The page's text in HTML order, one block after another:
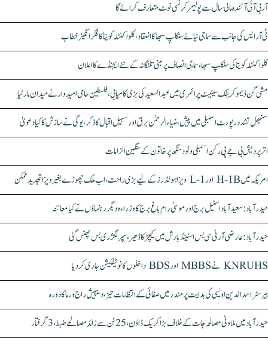
آر بی آئی آئندہ مالی سال سے پولیمر کرنسی نوٹ متعارف کرائے گا
ٹی آر ایس کی جانب سے سماجی نیائے سنکلپ سبھا کا انعقاد، کلواکنٹلہ کویتا کا فکر انگیز خطاب
کلواکنٹلہ کویتا کی سنکلپ سبھا، سماجی انصاف پر مبنی تلنگانہ کے نئے ایجنڈے کا اعلان
مشی گن ڈیموکریٹک سینیٹ پرائمری میں عبدالسعید کی بڑی کامیابی، فلسطین حامی امیدوار نے میدان مار لیا
سنبھل تشدد رپورٹ اسمبلی میں پیش، ضیاء الرحمٰن برق اور سہیل اقبال کا ذکر، یوگی نے سازش کا کیا دعویٰ
اتر پردیش بی جے پی رکن اسمبلی ونود سنگھ پر خاتون کے سنگین الزامات
امریکہ میں H-1B اور L-1 ویزا ہولڈرز کے لیے بڑی راحت، اب ملک چھوڑے بغیر ویزا تجدید ممکن
حیدرآباد: سعیدآباد اسٹیل برج اور موسیٰ رام باغ برج کا وزراء و دیگر رہنماؤں نے کیا معائنہ
حیدرآباد: عارضی آر ٹی سی بس اسٹینڈ بارش میں کیچڑ کا ڈھیر، سپر لگژری بس پھنس گئی
KNRUHS نے MBBS اور BDS داخلوں کا نوٹیفکیشن جاری کر دیا
بیرسٹر اسدالدین اویسی کی ہدایت پر مندر میں صفائی کے انتظامات تیز، دیپیش راج ورما کا دورہ
حیدرآباد میں ملاوٹی مصالحہ جات کے خلاف بڑا کریک ڈاؤن، 25 ٹن سے زائد مصالحے ضبط، 3 گرفتار